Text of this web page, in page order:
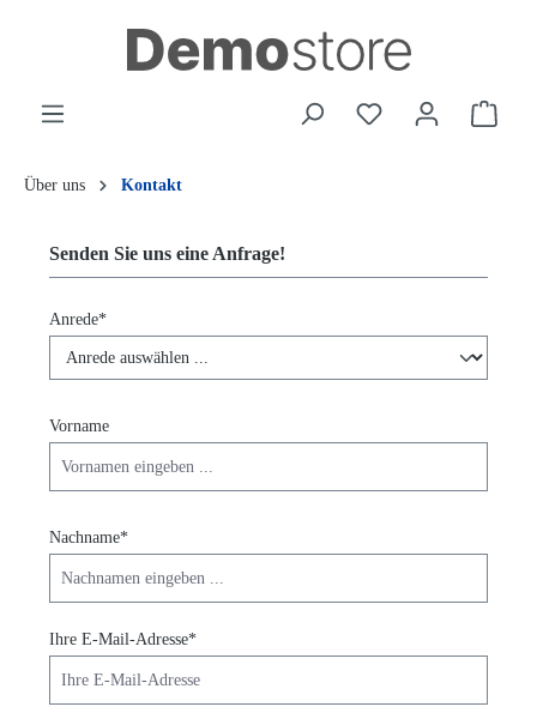
Über uns Kontakt
Senden Sie uns eine Anfrage!
Anrede*
Vorname
Nachname*
Ihre E-Mail-Adresse*